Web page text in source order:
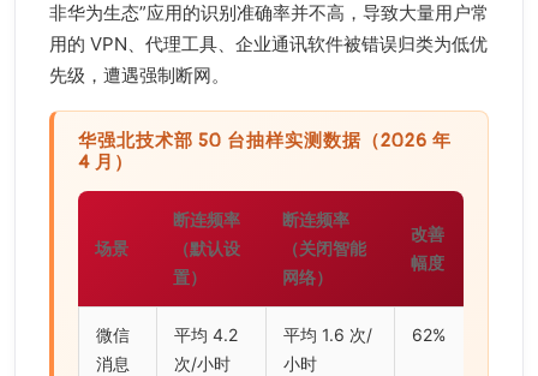
非华为生态”应用的识别准确率并不高，导致大量用户常
用的 VPN、代理工具、企业通讯软件被错误归类为低优
先级，遭遇强制断网。
华强北技术部 50 台抽样实测数据（2026 年
4 月）
场景
断连频率
（默认设
置）
断连频率
（关闭智能
网络）
改善
幅度
微信
消息
平均 4.2
次/小时
平均 1.6 次/
小时
62%